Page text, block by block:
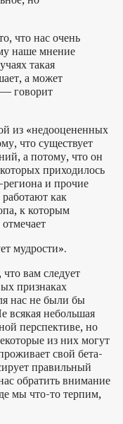
что нас очень
наше мнение
такая
а может
— говорит
из «недооцененных
что существует
а потому, что он
приходилось
и прочие
как
к которым
мудрости».
вам следует
признаках
нас не были бы
всякая небольшая
перспективе, но
из них могут
свой бета-
правильный
обратить внимание
мы что-то терпим,